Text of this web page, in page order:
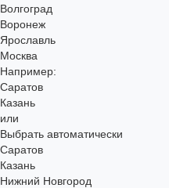
Волгоград
Воронеж
Ярославль
Москва
Например:
Саратов
Казань
или
Выбрать автоматически
Саратов
Казань
Нижний Новгород